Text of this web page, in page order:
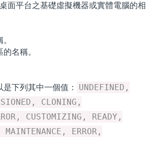
面平台之基礎虛擬機器或實體電腦的相
名稱。
下列其中一個值：
UNDEFINED,
CLONING,
CUSTOMIZING, READY,
ERROR,